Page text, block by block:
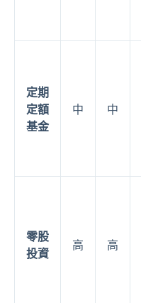
定期
定額
基金
中 中
零股
投資
高 高